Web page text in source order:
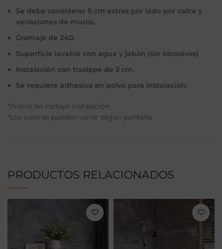
Se debe considerar 5 cm extras por lado por calce y
variaciones de muros.
Gramaje de 240.
Superficie lavable con agua y jabón (sin abrasivos)
Instalación con traslape de 3 cm.
Se requiere adhesivo en polvo para instalación.
*Precio no incluye instalación
*Los colores pueden variar según pantalla
PRODUCTOS RELACIONADOS